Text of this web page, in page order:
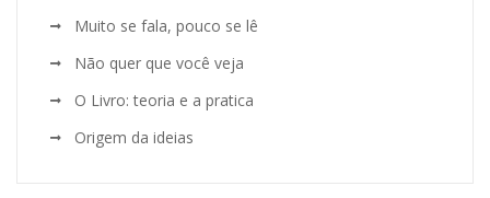
Muito se fala, pouco se lê
Não quer que você veja
O Livro: teoria e a pratica
Origem da ideias